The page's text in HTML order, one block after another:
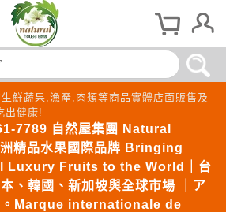
鮮蔬果,漁產,肉類等商品實體店面販售及
吃出健康!
7789 自然屋集團 Natural
精品水果國際品牌 Bringing
Luxury Fruits to the World｜台
、韓國、新加坡與全球市場 ｜ア
。Marque internationale de